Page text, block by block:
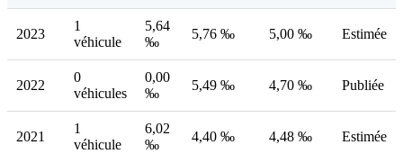
2023
1
véhicule
5,64
‰
5,76 ‰ 5,00 ‰ Estimée
2022
0
véhicules
0,00
‰
5,49 ‰ 4,70 ‰ Publiée
2021
1
véhicule
6,02
‰
4,40 ‰ 4,48 ‰ Estimée